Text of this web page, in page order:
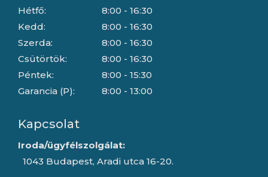
Hétfő:
Kedd:
Szerda:
Csütörtök:
Péntek:
Garancia (P):
8:00 - 16:30
8:00 - 16:30
8:00 - 16:30
8:00 - 16:30
8:00 - 15:30
8:00 - 13:00
Kapcsolat
Iroda/ügyfélszolgálat:
1043 Budapest, Aradi utca 16-20.